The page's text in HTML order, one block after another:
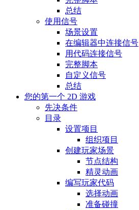
总结
使用信号
场景设置
在编辑器中连接信号
用代码连接信号
完整脚本
自定义信号
总结
您的第一个 2D 游戏
先决条件
目录
设置项目
组织项目
创建玩家场景
节点结构
精灵动画
编写玩家代码
选择动画
准备碰撞